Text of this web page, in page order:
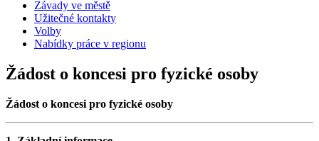
Závady ve městě
Užitečné kontakty
Volby
Nabídky práce v regionu
Žádost o koncesi pro fyzické osoby
Žádost o koncesi pro fyzické osoby